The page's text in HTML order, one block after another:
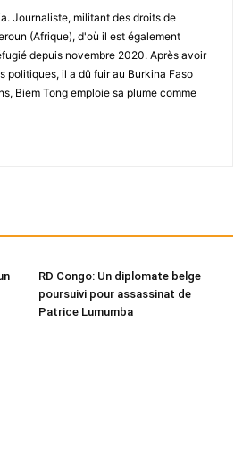
Journaliste, militant des droits de
(Afrique), d'où il est également
depuis novembre 2020. Après avoir
politiques, il a dû fuir au Burkina Faso
Biem Tong emploie sa plume comme
RD Congo: Un diplomate belge
poursuivi pour assassinat de
Patrice Lumumba